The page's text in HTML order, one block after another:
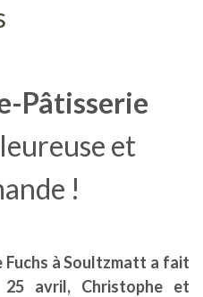
Pâtisserie
et
!
à Soultzmatt a fait
avril, Christophe et